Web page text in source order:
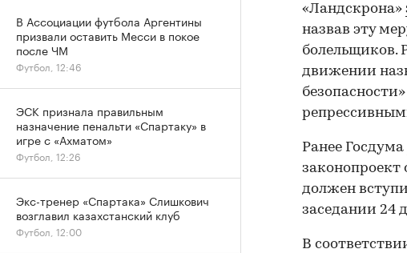
«Ландскрона»
назвав эту
болельщиков.
движении
Ранее Госдума
законопроект
должен
заседании 24
В
В Ассоциации футбола Аргентины
призвали оставить Месси в покое
после ЧМ
Футбол, 12:46
ЭСК признала правильным
назначение пенальти «Спартаку» в
игре с «Ахматом»
Футбол, 12:26
Экс-тренер «Спартака» Слишкович
возглавил казахстанский клуб
Футбол, 12:00